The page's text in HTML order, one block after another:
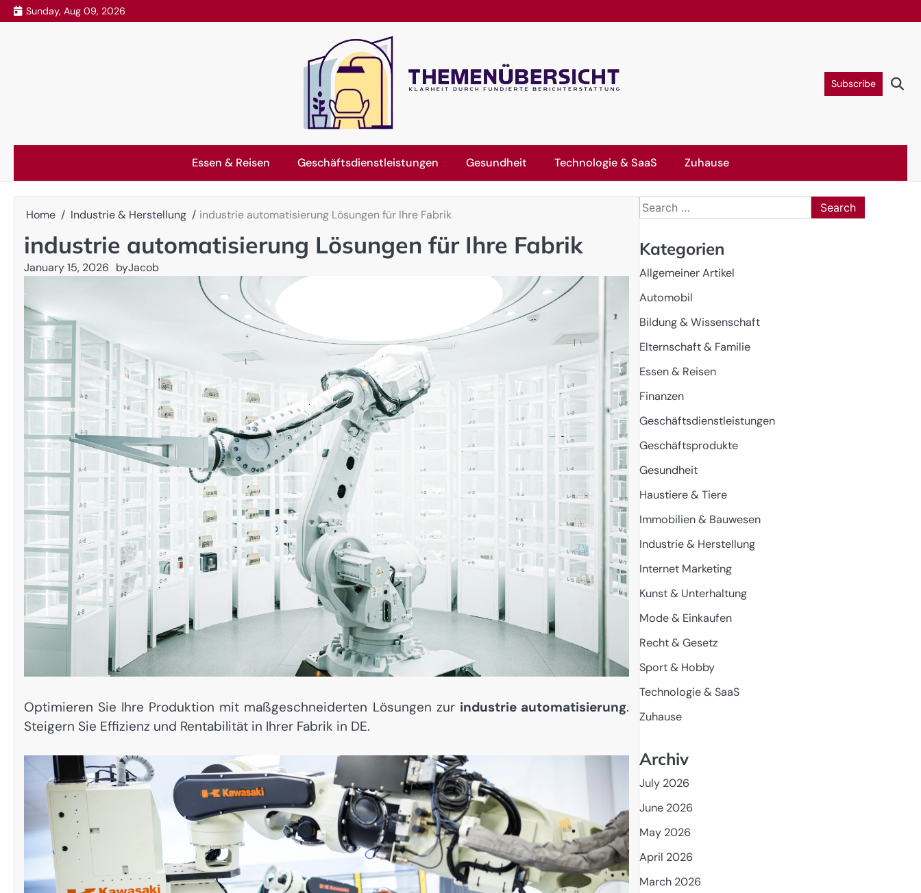
Skip
to
Sunday, Aug 09, 2026
Subscribe
Essen & Reisen Geschäftsdienstleistungen Gesundheit Technologie & SaaS Zuhause
Home Industrie & Herstellung industrie automatisierung Lösungen für Ihre Fabrik
industrie automatisierung Lösungen für Ihre Fabrik
January 15, 2026 byJacob
Optimieren Sie Ihre Produktion mit maßgeschneiderten Lösungen zur industrie automatisierung.
Steigern Sie Effizienz und Rentabilität in Ihrer Fabrik in DE.
Search
for:
Kategorien
Allgemeiner Artikel
Automobil
Bildung & Wissenschaft
Elternschaft & Familie
Essen & Reisen
Finanzen
Geschäftsdienstleistungen
Geschäftsprodukte
Gesundheit
Haustiere & Tiere
Immobilien & Bauwesen
Industrie & Herstellung
Internet Marketing
Kunst & Unterhaltung
Mode & Einkaufen
Recht & Gesetz
Sport & Hobby
Technologie & SaaS
Zuhause
Archiv
July 2026
June 2026
May 2026
April 2026
March 2026